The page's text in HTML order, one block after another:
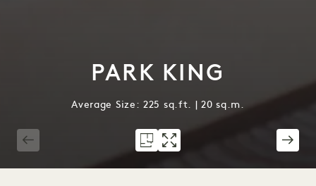
PARK KING
Average Size: 225 sq.ft. | 20 sq.m.